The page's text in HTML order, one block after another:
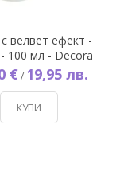
велвет ефект -
100 мл - Decora
€ / 19,95 лв.
КУПИ